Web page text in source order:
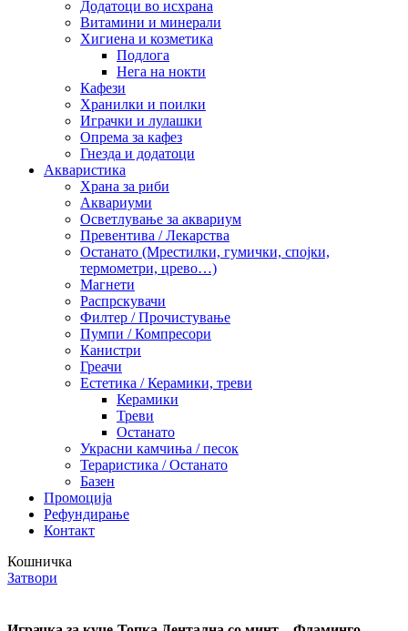
Додатоци во исхрана
Витамини и минерали
Хигиена и козметика
Подлога
Нега на нокти
Кафези
Хранилки и поилки
Играчки и лулашки
Опрема за кафез
Гнезда и додатоци
Акваристика
Храна за риби
Аквариуми
Осветлување за аквариум
Превентива / Лекарства
Останато (Мрестилки, гумички, спојки,
термометри, црево…)
Магнети
Распрскувачи
Филтер / Прочистување
Пумпи / Компресори
Канистри
Греачи
Естетика / Керамики, треви
Керамики
Треви
Останато
Украсни камчиња / песок
Тераристика / Останато
Базен
Промоција
Рефундирање
Контакт
Кошничка
Затвори